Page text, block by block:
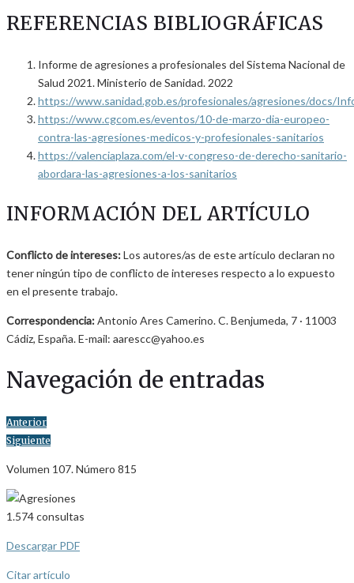
REFERENCIAS BIBLIOGRÁFICAS
Informe de agresiones a profesionales del Sistema Nacional de
Salud 2021. Ministerio de Sanidad. 2022
https://www.sanidad.gob.es/profesionales/agresiones/docs/
https://www.cgcom.es/eventos/10-de-marzo-dia-europeo-
contra-las-agresiones-medicos-y-profesionales-sanitarios
https://valenciaplaza.com/el-v-congreso-de-derecho-sanitario-
abordara-las-agresiones-a-los-sanitarios
INFORMACIÓN DEL ARTÍCULO
Conflicto de intereses:Los autores/as de este artículo declaran no
tener ningún tipo de conflicto de intereses respecto a lo expuesto
en el presente trabajo.
Correspondencia:Antonio Ares Camerino. C. Benjumeda, 7 · 11003
Cádiz, España. E-mail: aarescc@yahoo.es
Navegación de entradas
Anterior
Siguiente
Volumen 107. Número 815
1.574consultas
Descargar PDF
Citar artículo